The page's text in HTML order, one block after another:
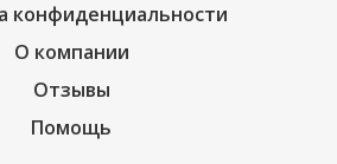
конфиденциальности
О компании
Отзывы
Помощь